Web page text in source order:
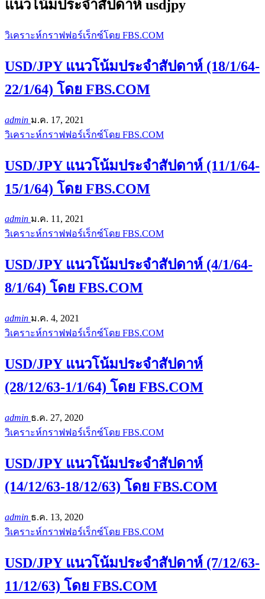
แนวโน้มประจำสัปดาห์ usdjpy
วิเคราะห์กราฟฟอร์เร็กซ์โดย FBS.COM
USD/JPY แนวโน้มประจำสัปดาห์ (18/1/64-
22/1/64) โดย FBS.COM
admin ม.ค. 17, 2021
วิเคราะห์กราฟฟอร์เร็กซ์โดย FBS.COM
USD/JPY แนวโน้มประจำสัปดาห์ (11/1/64-
15/1/64) โดย FBS.COM
admin ม.ค. 11, 2021
วิเคราะห์กราฟฟอร์เร็กซ์โดย FBS.COM
USD/JPY แนวโน้มประจำสัปดาห์ (4/1/64-
8/1/64) โดย FBS.COM
admin ม.ค. 4, 2021
วิเคราะห์กราฟฟอร์เร็กซ์โดย FBS.COM
USD/JPY แนวโน้มประจำสัปดาห์
(28/12/63-1/1/64) โดย FBS.COM
admin ธ.ค. 27, 2020
วิเคราะห์กราฟฟอร์เร็กซ์โดย FBS.COM
USD/JPY แนวโน้มประจำสัปดาห์
(14/12/63-18/12/63) โดย FBS.COM
admin ธ.ค. 13, 2020
วิเคราะห์กราฟฟอร์เร็กซ์โดย FBS.COM
USD/JPY แนวโน้มประจำสัปดาห์ (7/12/63-
11/12/63) โดย FBS.COM